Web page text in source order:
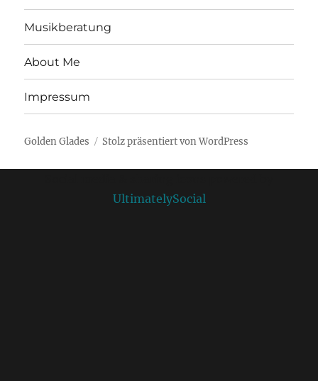
Musikberatung
About Me
Impressum
Golden Glades Stolz präsentiert von WordPress
UltimatelySocial